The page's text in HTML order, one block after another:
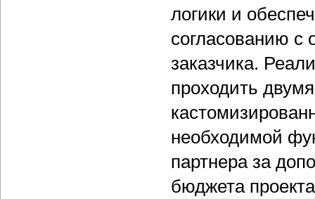
логики и
согласованию с
заказчика.
проходить
необходимой
партнера за
бюджета